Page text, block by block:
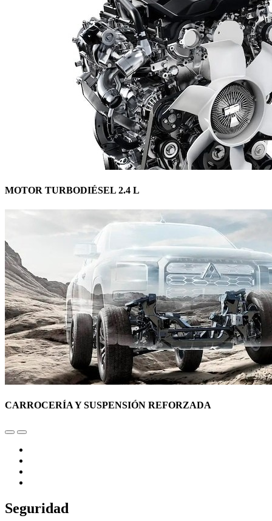
MOTOR TURBODIÉSEL 2.4 L
CARROCERÍA Y SUSPENSIÓN REFORZADA
Seguridad